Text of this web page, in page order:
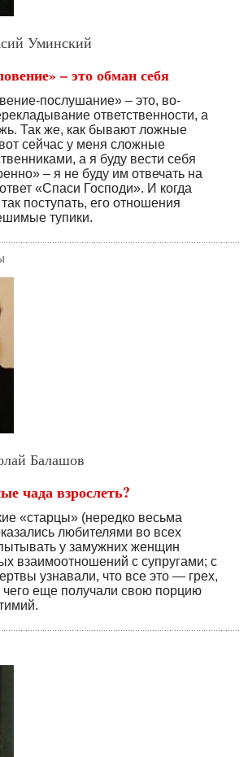
Уминский
– это обман себя
послушание» – это, во-
ответственности, а
Так же, как бывают ложные
сейчас у меня сложные
а я буду вести себя
– я не буду им отвечать на
«Спаси Господи». И когда
поступать, его отношения
тупики.
Балашов
чада взрослеть?
«старцы» (нередко весьма
любителями во всех
у замужних женщин
взаимоотношений с супругами; с
узнавали, что все это — грех,
чего еще получали свою порцию